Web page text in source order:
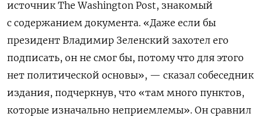
источник The Washington Post, знакомый
с содержанием документа. «Даже если бы
президент Владимир Зеленский захотел его
подписать, он не смог бы, потому что для этого
нет политической основы», — сказал собеседник
издания, подчеркнув, что «там много пунктов,
которые изначально неприемлемы». Он сравнил